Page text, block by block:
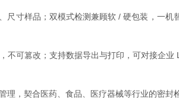
尺寸样品；双模式检测兼顾软 / 硬包装，一机
不可篡改；支持数据导出与打印，可对接企业
理，契合医药、食品、医疗器械等行业的密封